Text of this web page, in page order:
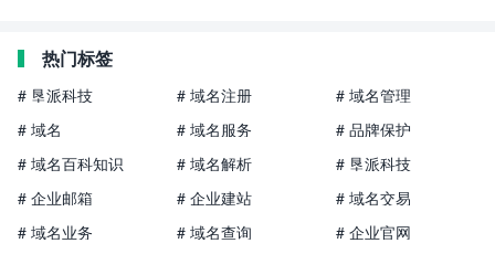
热门标签
# 垦派科技 # 域名注册
# 域名管理
# 域名
# 域名服务
# 品牌保护
# 域名百科知识
# 域名解析
# 垦派科技
# 企业邮箱
# 企业建站
# 域名交易
# 域名业务
# 域名查询
# 企业官网